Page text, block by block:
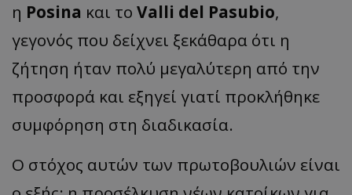
η Posina και το Valli del Pasubio,
γεγονός που δείχνει ξεκάθαρα ότι η
ζήτηση ήταν πολύ μεγαλύτερη από την
προσφορά και εξηγεί γιατί προκλήθηκε
συμφόρηση στη διαδικασία.
Ο στόχος αυτών των πρωτοβουλιών είναι